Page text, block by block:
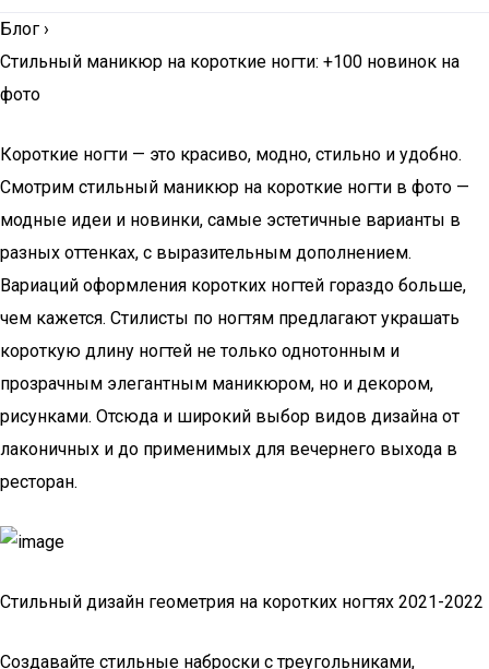
Блог ›
Стильный маникюр на короткие ногти: +100 новинок на
фото
Короткие ногти — это красиво, модно, стильно и удобно.
Смотрим стильный маникюр на короткие ногти в фото —
модные идеи и новинки, самые эстетичные варианты в
разных оттенках, с выразительным дополнением.
Вариаций оформления коротких ногтей гораздо больше,
чем кажется. Стилисты по ногтям предлагают украшать
короткую длину ногтей не только однотонным и
прозрачным элегантным маникюром, но и декором,
рисунками. Отсюда и широкий выбор видов дизайна от
лаконичных и до применимых для вечернего выхода в
ресторан.
Стильный дизайн геометрия на коротких ногтях 2021-2022
Создавайте стильные наброски с треугольниками,